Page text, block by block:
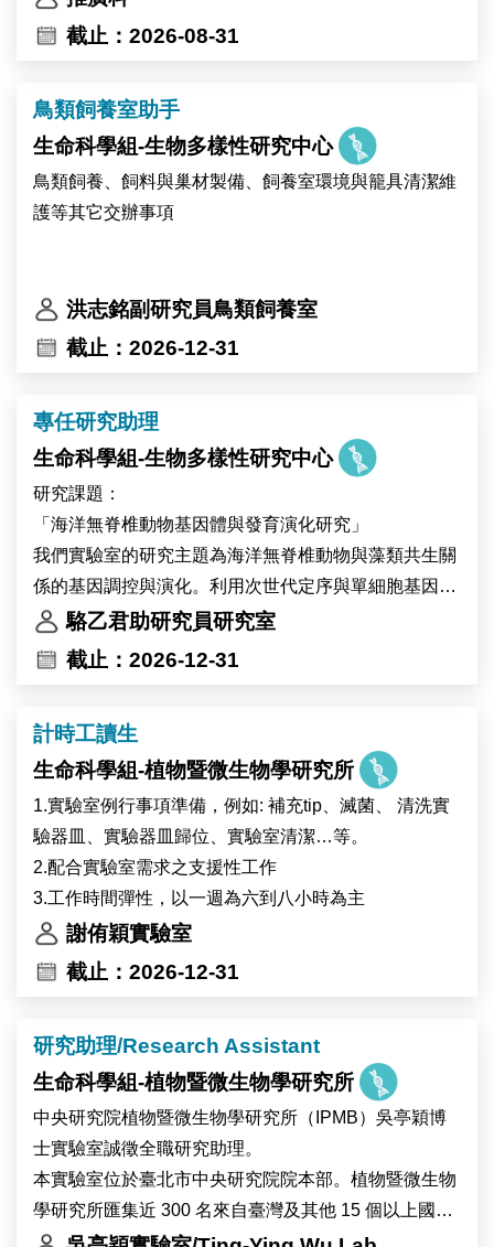
四、其他交辦事項。
截止：2026-08-31
鳥類飼養室助手
生命科學組-生物多樣性研究中心
鳥類飼養、飼料與巢材製備、飼養室環境與籠具清潔維
護等其它交辦事項
洪志銘副研究員鳥類飼養室
截止：2026-12-31
專任研究助理
生命科學組-生物多樣性研究中心
研究課題：
「海洋無脊椎動物基因體與發育演化研究」
我們實驗室的研究主題為海洋無脊椎動物與藻類共生關
係的基因調控與演化。利用次世代定序與單細胞基因體
技術，我們建立珊瑚與無腔蟲作為共生的模式系統並與
其他共生生物做演化發育生物學的比較研究，藉此探索
工作內容：
(1) 海洋無脊椎動物與藻類的採集和培養
(2) 分子生物學與生物化學操作
(3) 基因體學生物資訊分析
(4) 科學文獻研讀與研究成果彙整
(5) 實驗室管理與其他交辦事項
駱乙君助研究員研究室
截止：2026-12-31
計時工讀生
生命科學組-植物暨微生物學研究所
1.實驗室例行事項準備，例如: 補充tip、滅菌、 清洗實
驗器皿、實驗器皿歸位、實驗室清潔…等。
2.配合實驗室需求之支援性工作
3.工作時間彈性，以一週為六到八小時為主
謝侑穎實驗室
截止：2026-12-31
研究助理/Research Assistant
生命科學組-植物暨微生物學研究所
中央研究院植物暨微生物學研究所（IPMB）吳亭穎博
士實驗室誠徵全職研究助理。
本實驗室位於臺北市中央研究院院本部。植物暨微生物
學研究所匯集近 300 名來自臺灣及其他 15 個以上國家
的研究人員與工作人員，並設有細胞生物學、顯微影